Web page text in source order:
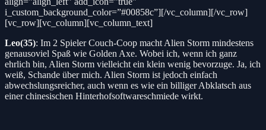
i_custom_background_color=”#00858c”][/vc_column][/vc_row]
[vc_row][vc_column][vc_column_text]
Leo(35): Im 2 Spieler Couch-Coop macht Alien Storm mindestens
genausoviel Spaß wie Golden Axe. Wobei ich, wenn ich ganz
ehrlich bin, Alien Storm vielleicht ein klein wenig bevorzuge. Ja, ich
weiß, Schande über mich. Alien Storm ist jedoch einfach
abwechslungsreicher, auch wenn es wie ein billiger Abklatsch aus
einer chinesischen Hinterhofsoftwareschmiede wirkt.